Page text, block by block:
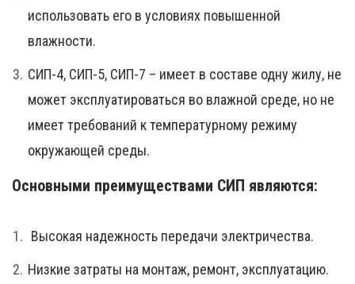
использовать его в условиях повышенной
влажности.
СИП-4, СИП-5, СИП-7 – имеет в составе одну жилу, не
может эксплуатироваться во влажной среде, но не
имеет требований к температурному режиму
окружающей среды.
Основными преимуществами СИП являются:
Высокая надежность передачи электричества.
Низкие затраты на монтаж, ремонт, эксплуатацию.